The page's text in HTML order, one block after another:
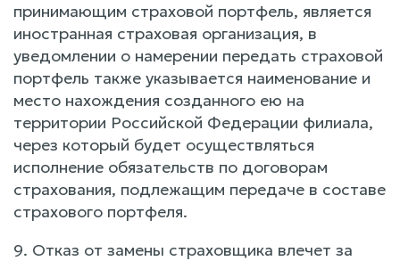
принимающим страховой портфель, является
иностранная страховая организация, в
уведомлении о намерении передать страховой
портфель также указывается наименование и
место нахождения созданного ею на
территории Российской Федерации филиала,
через который будет осуществляться
исполнение обязательств по договорам
страхования, подлежащим передаче в составе
страхового портфеля.
9. Отказ от замены страховщика влечет за